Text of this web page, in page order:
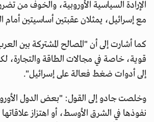
الإرادة السياسية الأوروبية، والخوف من
مع إسرائيل، يمثلان عقبتين أساسيتين أمام
كما أشارت إلى أن "المصالح المشتركة بين
قوية، خاصة في مجالات الطاقة والتجارة،
إلى أدوات ضغط فعالة على إسرائيل".
وخلصت جادو إلى القول: "بعض الدول
نفوذها في الشرق الأوسط، أو اهتزاز